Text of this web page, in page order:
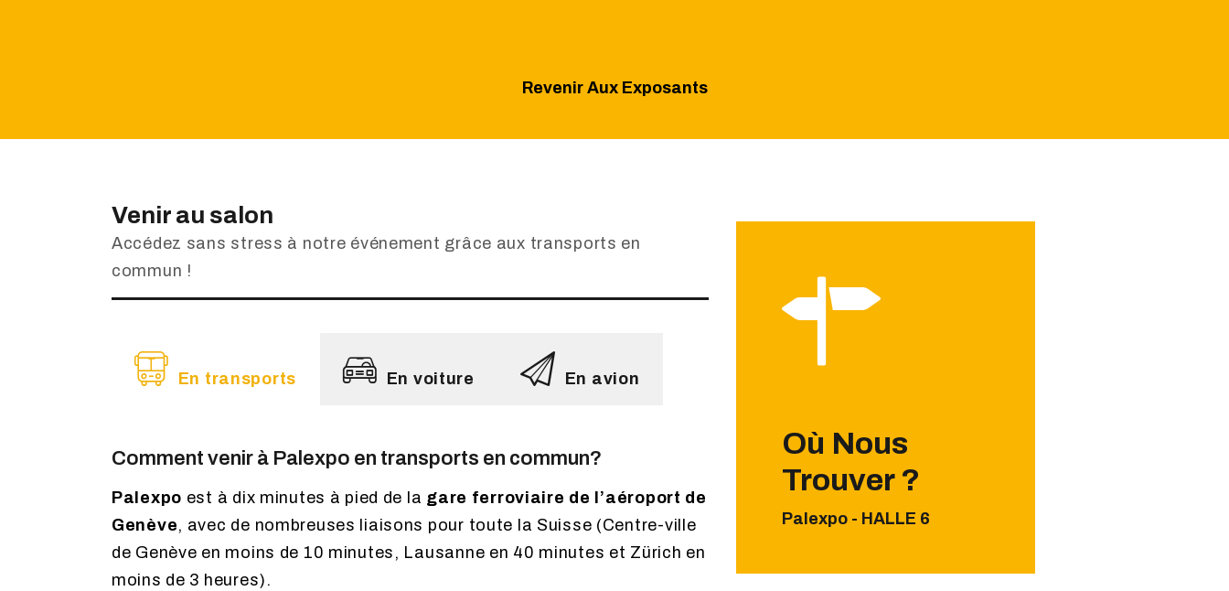
Revenir Aux Exposants
Venir au salon
Accédez sans stress à notre événement grâce aux transports en
commun !
En transports En voiture En avion
Comment venir à Palexpo en transports en commun?
Palexpo est à dix minutes à pied de la gare ferroviaire de l’aéroport de
Genève, avec de nombreuses liaisons pour toute la Suisse (Centre-ville
de Genève en moins de 10 minutes, Lausanne en 40 minutes et Zürich en
moins de 3 heures).
Où Nous
Trouver ?
Palexpo - HALLE 6